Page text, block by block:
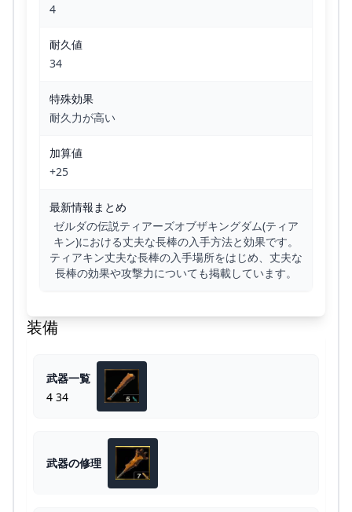
4
耐久値
34
特殊効果
耐久力が高い
加算値
+25
最新情報まとめ
ゼルダの伝説ティアーズオブザキングダム(ティア
キン)における丈夫な長棒の入手方法と効果です。
ティアキン丈夫な長棒の入手場所をはじめ、丈夫な
長棒の効果や攻撃力についても掲載しています。
装備
武器一覧
4 34
武器の修理